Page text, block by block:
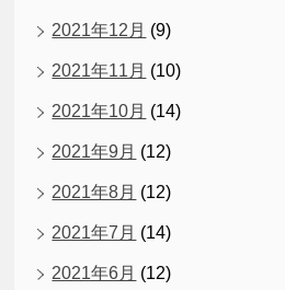
2021年12月 (9)
2021年11月 (10)
2021年10月 (14)
2021年9月 (12)
2021年8月 (12)
2021年7月 (14)
2021年6月 (12)